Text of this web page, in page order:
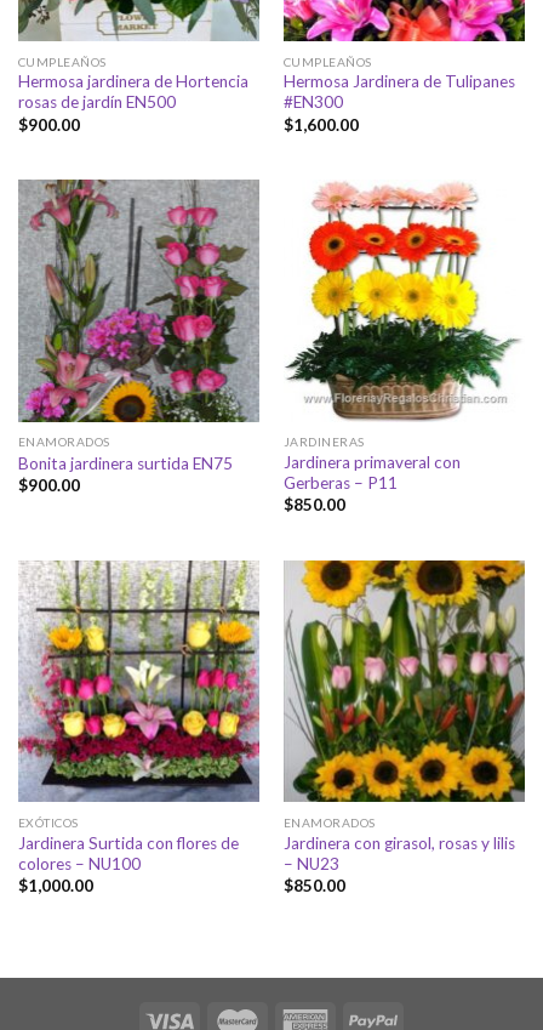
CUMPLEAÑOS
Hermosa jardinera de Hortencia
rosas de jardín EN500
$900.00
CUMPLEAÑOS
Hermosa Jardinera de Tulipanes
#EN300
$1,600.00
ENAMORADOS
Bonita jardinera surtida EN75
$900.00
JARDINERAS
Jardinera primaveral con
Gerberas – P11
$850.00
EXÓTICOS
Jardinera Surtida con flores de
colores – NU100
$1,000.00
ENAMORADOS
Jardinera con girasol, rosas y lilis
– NU23
$850.00